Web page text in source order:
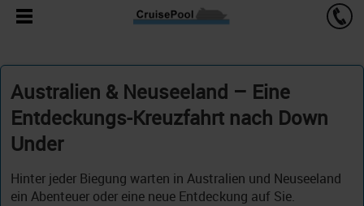
Australien & Neuseeland – Eine
Entdeckungs-Kreuzfahrt nach Down
Under
Hinter jeder Biegung warten in Australien und Neuseeland
ein Abenteuer oder eine neue Entdeckung auf Sie.